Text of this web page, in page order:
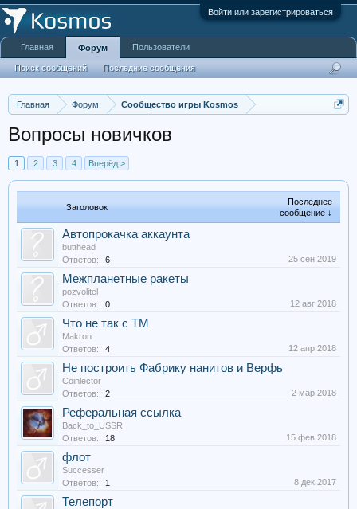
Войти или зарегистрироваться
Главная Форум Сообщество игры Kosmos
Вопросы новичков
1 2 3 4 Вперёд >
Заголовок
Последнее
сообщение ↓
Автопрокачка аккаунта
butthead
Ответов:
6 25 сен 2019
Межпланетные ракеты
pozvolitel
Ответов:
0 12 авг 2018
Что не так с ТМ
Makron
Ответов:
4 12 апр 2018
Не построить Фабрику нанитов и Верфь
Coinlector
Ответов:
2 2 мар 2018
Реферальная ссылка
Back_to_USSR
Ответов:
18 15 фев 2018
флот
Successer
Ответов:
1 8 дек 2017
Телепорт
Главная Форум
Поиск сообщений Последние сообщения
Пользователи